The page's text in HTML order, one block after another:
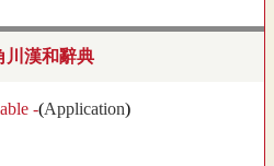
川漢和辭典
-(Application)